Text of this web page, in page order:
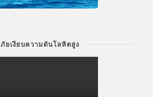
ภัยเงียบความดันโลหิตสูง